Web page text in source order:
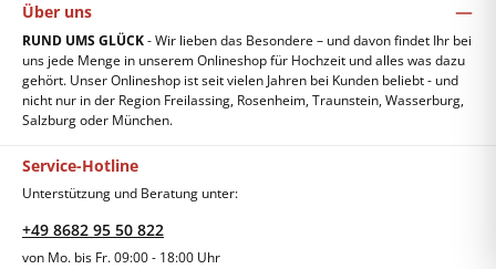
Service-Hotline
Unterstützung und Beratung unter:
+49 8682 95 50 822
von Mo. bis Fr. 09:00 - 18:00 Uhr
Über uns
RUND UMS GLÜCK- Wir lieben das Besondere – und davon findet Ihr bei
uns jede Menge in unserem Onlineshop für Hochzeit und alles was dazu
gehört. Unser Onlineshop ist seit vielen Jahren bei Kunden beliebt - und
nicht nur in der Region Freilassing, Rosenheim, Traunstein, Wasserburg,
Salzburg oder München.